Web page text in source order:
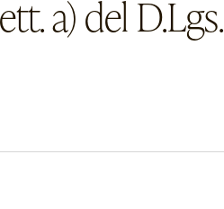
a) del D.Lgs.